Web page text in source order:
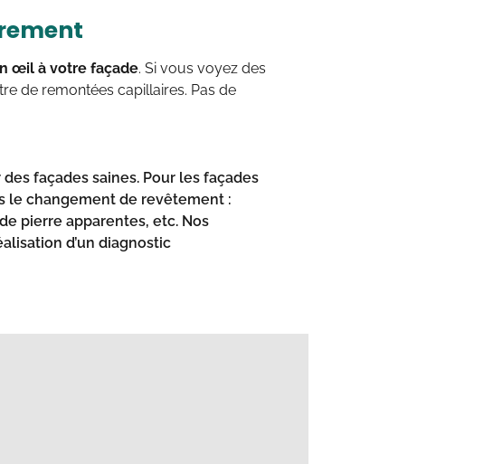
œil à votre façade. Si vous voyez des
de remontées capillaires. Pas de
des façades saines. Pour les façades
le changement de revêtement :
pierre apparentes, etc. Nos
d’un diagnostic